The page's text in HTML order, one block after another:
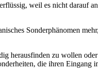
weil es nicht darauf
Sonderphänomen
herausfinden zu wollen
die ihren